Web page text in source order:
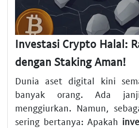
Investasi Crypto Halal:
dengan Staking Aman!
Dunia aset digital kini
banyak orang. Ada
menggiurkan. Namun,
sering bertanya: Apakah